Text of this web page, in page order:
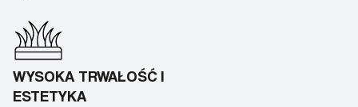
WYSOKA TRWAŁOŚĆ I
ESTETYKA